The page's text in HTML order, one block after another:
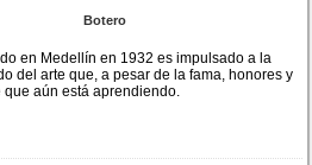
Botero
en Medellín en 1932 es impulsado a la
del arte que, a pesar de la fama, honores y
aún está aprendiendo.